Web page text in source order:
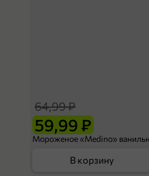
59,99 ₽
64,99 ₽
В корзину